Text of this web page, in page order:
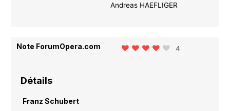
Andreas HAEFLIGER
Note ForumOpera.com 4
Détails
Franz Schubert